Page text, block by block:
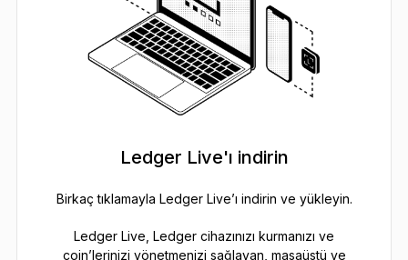
Ledger Live'ı indirin
Birkaç tıklamayla Ledger Live’ı indirin ve yükleyin.
Ledger Live, Ledger cihazınızı kurmanızı ve
coin’lerinizi yönetmenizi sağlayan, masaüstü ve